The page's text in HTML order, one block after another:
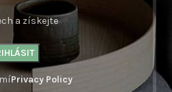
a získejte
Privacy Policy